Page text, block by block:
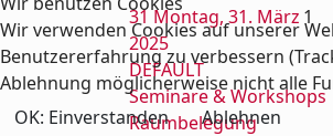
31 Montag, 31. März
2025
1
DEFAULT
Seminare & Workshops
Raumbelegung
Wir verwenden Cookies auf unserer
Benutzererfahrung zu verbessern
Ablehnung möglicherweise nicht alle
OK: Einverstanden
Ablehnen